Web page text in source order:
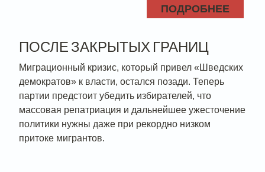
ПОДРОБНЕЕ
ПОСЛЕ ЗАКРЫТЫХ ГРАНИЦ
Миграционный кризис, который привел «Шведских
демократов» к власти, остался позади. Теперь
партии предстоит убедить избирателей, что
массовая репатриация и дальнейшее ужесточение
политики нужны даже при рекордно низком
притоке мигрантов.